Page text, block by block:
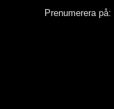
Prenumerera på: